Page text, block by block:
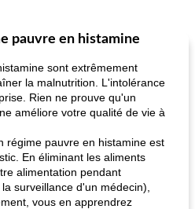
pauvre en histamine
sont extrêmement
la malnutrition. L'intolérance
Rien ne prouve qu'un
améliore votre qualité de vie à
régime pauvre en histamine est
En éliminant les aliments
alimentation pendant
surveillance d'un médecin),
vous en apprendrez